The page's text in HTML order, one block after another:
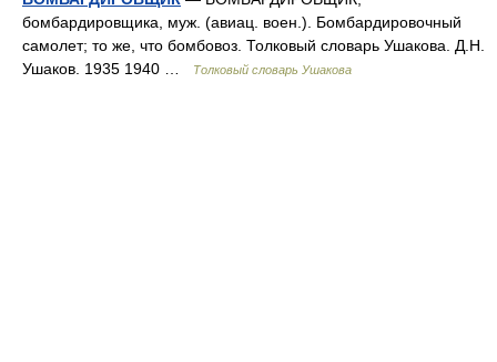
бомбардировщика, муж. (авиац. воен.). Бомбардировочный
самолет; то же, что бомбовоз. Толковый словарь Ушакова. Д.Н.
Ушаков. 1935 1940 …
Толковый словарь Ушакова